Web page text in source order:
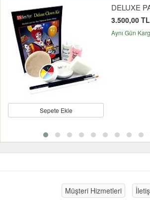
Sepete Ekle
DELUXE
3.500,00 TL
Aynı Gün
Müşteri Hizmetleri